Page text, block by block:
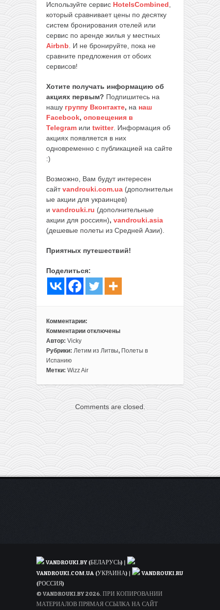
Используйте сервис HotelsCombined,
который сравнивает цены по десятку
систем бронирования отелей или
сервис по аренде жилья у местных
Airbnb. И не бронируйте, пока не
сравните предложения от обоих
сервисов!
Хотите получать информацию об
акциях первым? Подпишитесь на
нашу группу Вконтакте, на наш
Facebook, оповещения в
Telegram или twitter. Информация об
акциях появляется в них
одновременно с публикацией на сайте
:)
Возможно, Вам будут интересен
сайтvandrouki.com.ua (дополнительн
ые акции для украинцев)
и vandrouki.ru (дополнительные
акции для россиян), vandrouki.asia
(дешевые полеты из Средней Азии).
Приятных путешествий!
Поделиться:
Комментарии:
Комментарии
к
записи
Прямые
рейсы
Вильнюса
в
Барселону
всего
для
членов
отключены
Автор: Vicky
Рубрики: Летим из Литвы, Полеты в
Испанию
Метки: Wizz Air
Comments are closed.
VANDROUKI.BY (БЕЛАРУСЬ) |
VANDROUKI.COM.UA (УКРАИНА) |
VANDROUKI.RU
(РОССИЯ)
© VANDROUKI.BY 2026. ПРИ КОПИРОВАНИИ
МАТЕРИАЛОВ ПРЯМАЯ ССЫЛКА НА САЙТ